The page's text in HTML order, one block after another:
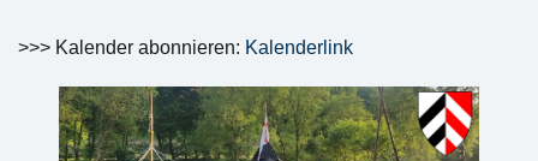
>>> Kalender abonnieren: Kalenderlink